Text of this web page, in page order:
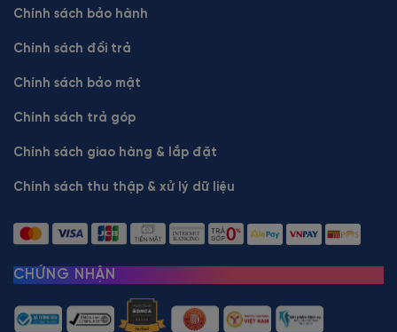
Chính sách bảo hành
Chính sách đổi trả
Chính sách bảo mật
Chính sách trả góp
Chính sách giao hàng & lắp đặt
Chính sách thu thập & xử lý dữ liệu
CHỨNG NHẬN